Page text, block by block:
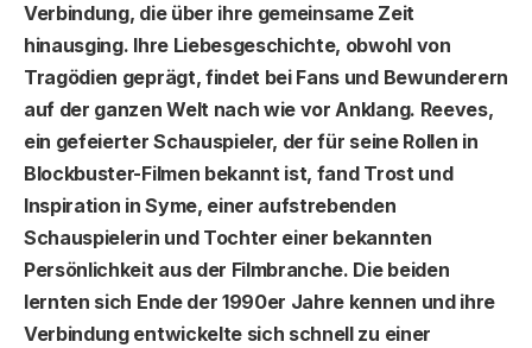
Verbindung, die über ihre gemeinsame Zeit
hinausging. Ihre Liebesgeschichte, obwohl von
Tragödien geprägt, findet bei Fans und Bewunderern
auf der ganzen Welt nach wie vor Anklang. Reeves,
ein gefeierter Schauspieler, der für seine Rollen in
Blockbuster-Filmen bekannt ist, fand Trost und
Inspiration in Syme, einer aufstrebenden
Schauspielerin und Tochter einer bekannten
Persönlichkeit aus der Filmbranche. Die beiden
lernten sich Ende der 1990er Jahre kennen und ihre
Verbindung entwickelte sich schnell zu einer